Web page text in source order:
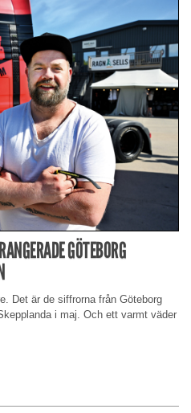
GÖTEBORG
Det är de siffrorna från Göteborg
i maj. Och ett varmt väder